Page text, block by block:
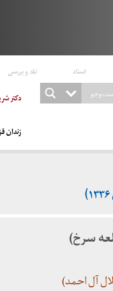
اسناد نقد و بررسی
دکتر
زندان
سرخ)
آل احمد)